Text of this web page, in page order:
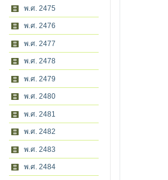
พ.ศ. 2475
พ.ศ. 2476
พ.ศ. 2477
พ.ศ. 2478
พ.ศ. 2479
พ.ศ. 2480
พ.ศ. 2481
พ.ศ. 2482
พ.ศ. 2483
พ.ศ. 2484